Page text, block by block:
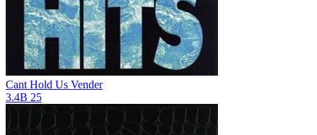
Cant Hold Us Vender
3.4B 25